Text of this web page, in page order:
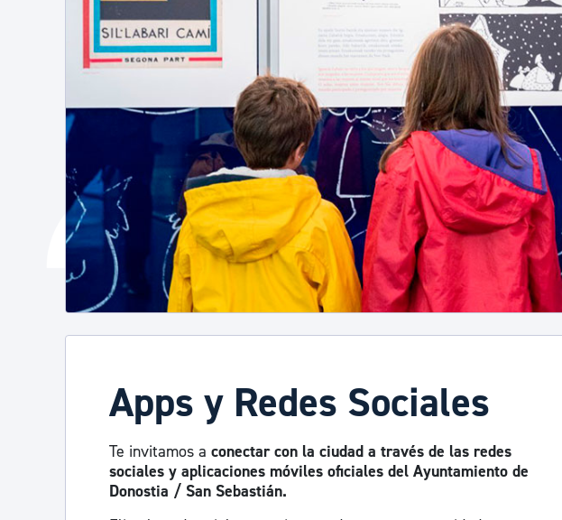
Apps y Redes Sociales
Te invitamos a conectar con la ciudad a través de las redes
sociales y aplicaciones móviles oficiales del Ayuntamiento de
Donostia / San Sebastián.